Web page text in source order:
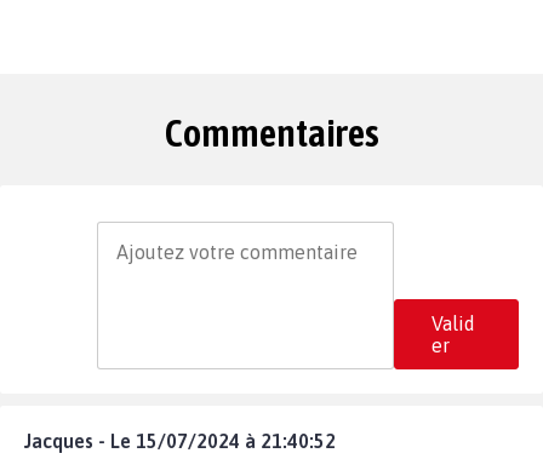
Commentaires
Valid
er
Jacques - Le 15/07/2024 à 21:40:52